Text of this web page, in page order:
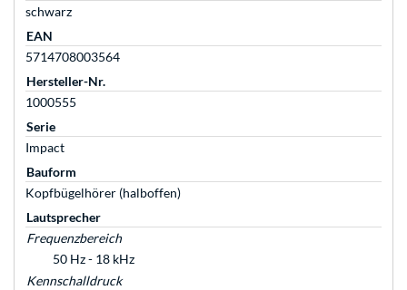
schwarz
EAN
5714708003564
Hersteller-Nr.
1000555
Serie
Impact
Bauform
Kopfbügelhörer (halboffen)
Lautsprecher
Frequenzbereich
50 Hz - 18 kHz
Kennschalldruck